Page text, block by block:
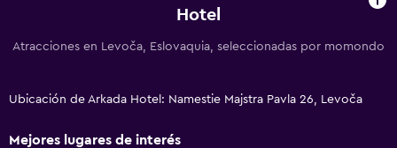
Hotel
Atracciones en Levoča, Eslovaquia, seleccionadas por momondo
Ubicación de Arkada Hotel: Namestie Majstra Pavla 26, Levoča
Mejores lugares de interés